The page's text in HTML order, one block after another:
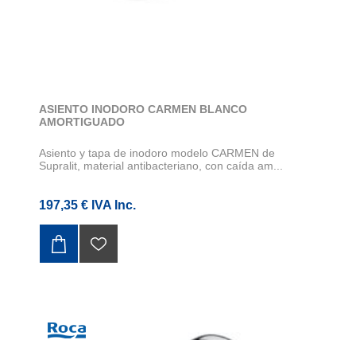
ASIENTO INODORO CARMEN BLANCO
AMORTIGUADO
Asiento y tapa de inodoro modelo CARMEN de
Supralit, material antibacteriano, con caída am...
197,35 € IVA Inc.